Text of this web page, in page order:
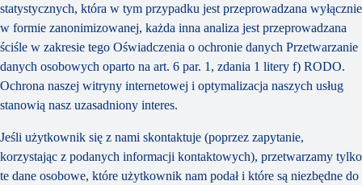
statystycznych, która w tym przypadku jest przeprowadzana wyłącznie
w formie zanonimizowanej, każda inna analiza jest przeprowadzana
ściśle w zakresie tego Oświadczenia o ochronie danych Przetwarzanie
danych osobowych oparto na art. 6 par. 1, zdania 1 litery f) RODO.
Ochrona naszej witryny internetowej i optymalizacja naszych usług
stanowią nasz uzasadniony interes.
Jeśli użytkownik się z nami skontaktuje (poprzez zapytanie,
korzystając z podanych informacji kontaktowych), przetwarzamy tylko
te dane osobowe, które użytkownik nam podał i które są niezbędne do